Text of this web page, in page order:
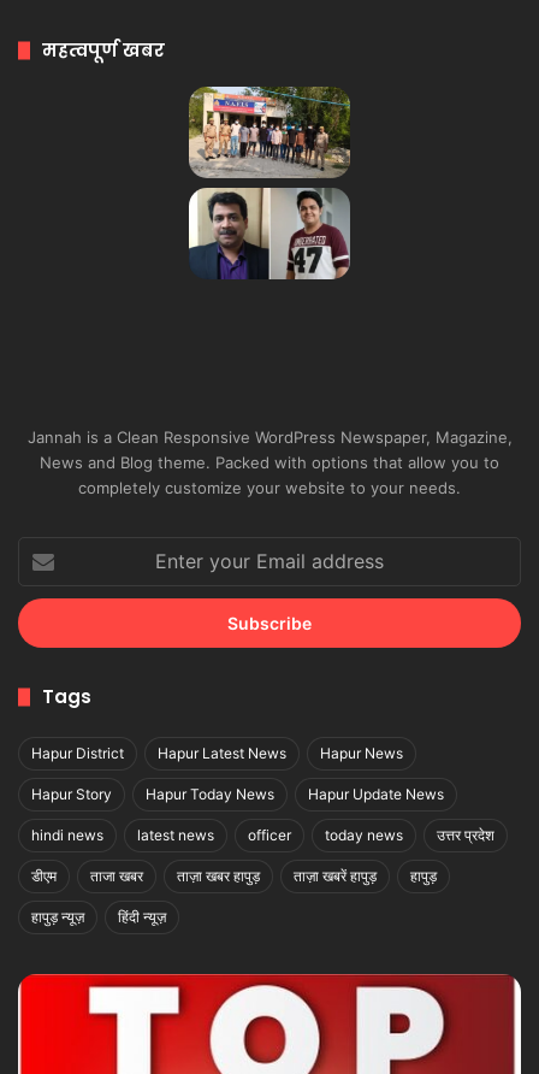
महत्वपूर्ण खबर
Jannah is a Clean Responsive WordPress Newspaper, Magazine,
News and Blog theme. Packed with options that allow you to
completely customize your website to your needs.
your
Email
address
Tags
Hapur District Hapur Latest News Hapur News
Hapur Story Hapur Today News Hapur Update News
hindi news latest news officer today news उत्तर प्रदेश
डीएम ताजा खबर ताज़ा खबर हापुड़ ताज़ा खबरें हापुड़ हापुड़
हापुड़ न्यूज़ हिंदी न्यूज़